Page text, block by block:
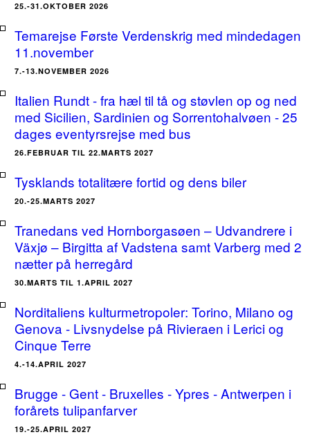
25.-31.OKTOBER 2026
Temarejse Første Verdenskrig med mindedagen
11.november
7.-13.NOVEMBER 2026
Italien Rundt - fra hæl til tå og støvlen op og ned
med Sicilien, Sardinien og Sorrentohalvøen - 25
dages eventyrsrejse med bus
26.FEBRUAR TIL 22.MARTS 2027
Tysklands totalitære fortid og dens biler
20.-25.MARTS 2027
Tranedans ved Hornborgasøen – Udvandrere i
Växjø – Birgitta af Vadstena samt Varberg med 2
nætter på herregård
30.MARTS TIL 1.APRIL 2027
Norditaliens kulturmetropoler: Torino, Milano og
Genova - Livsnydelse på Rivieraen i Lerici og
Cinque Terre
4.-14.APRIL 2027
Brugge - Gent - Bruxelles - Ypres - Antwerpen i
forårets tulipanfarver
19.-25.APRIL 2027